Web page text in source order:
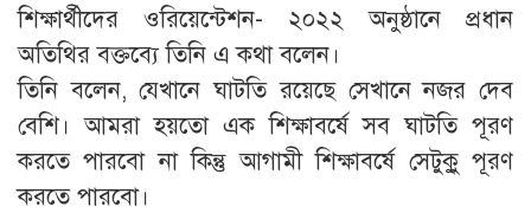
শিক্ষার্থীদের ওরিয়েন্টেশন- ২০২২ অনুষ্ঠানে প্রধান
অতিথির বক্তব্যে তিনি এ কথা বলেন।
তিনি বলেন, যেখানে ঘাটতি রয়েছে সেখানে নজর দেব
বেশি। আমরা হয়তো এক শিক্ষাবর্ষে সব ঘাটতি পূরণ
করতে পারবো না কিন্তু আগামী শিক্ষাবর্ষে সেটুকুু পূরণ
করতে পারবো।